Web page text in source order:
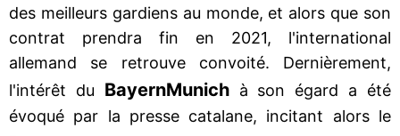
des meilleurs gardiens au monde, et alors que son
contrat prendra fin en 2021, l'international
allemand se retrouve convoité. Dernièrement,
l'intérêt du BayernMunichà son égard a été
évoqué par la presse catalane, incitant alors le